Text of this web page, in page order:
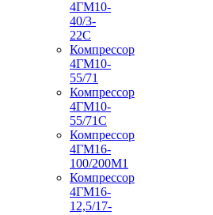
4ГМ10-
40/3-
22С
Компрессор
4ГМ10-
55/71
Компрессор
4ГМ10-
55/71С
Компрессор
4ГМ16-
100/200М1
Компрессор
4ГМ16-
12,5/17-